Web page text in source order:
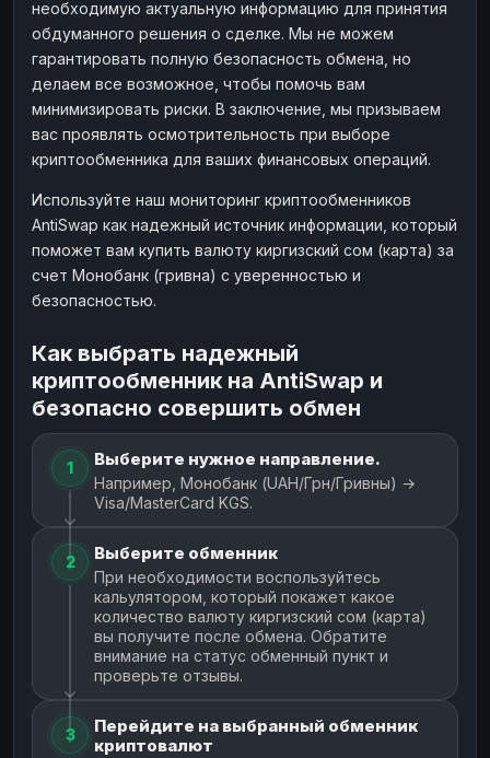
необходимую актуальную информацию для принятия
обдуманного решения о сделке. Мы не можем
гарантировать полную безопасность обмена, но
делаем все возможное, чтобы помочь вам
минимизировать риски. В заключение, мы призываем
вас проявлять осмотрительность при выборе
криптообменника для ваших финансовых операций.
Используйте наш мониторинг криптообменников
AntiSwap как надежный источник информации, который
поможет вам купить валюту киргизский сом (карта) за
счет Монобанк (гривна) с уверенностью и
безопасностью.
Как выбрать надежный
криптообменник на AntiSwap и
безопасно совершить обмен
1 Выберите нужное направление.
Например, Монобанк (UAH/Грн/Гривны) →
Visa/MasterCard KGS.
2 Выберите обменник
При необходимости воспользуйтесь
кальулятором, который покажет какое
количество валюту киргизский сом (карта)
вы получите после обмена. Обратите
внимание на статус обменный пункт и
проверьте отзывы.
3
Перейдите на выбранный обменник
криптовалют